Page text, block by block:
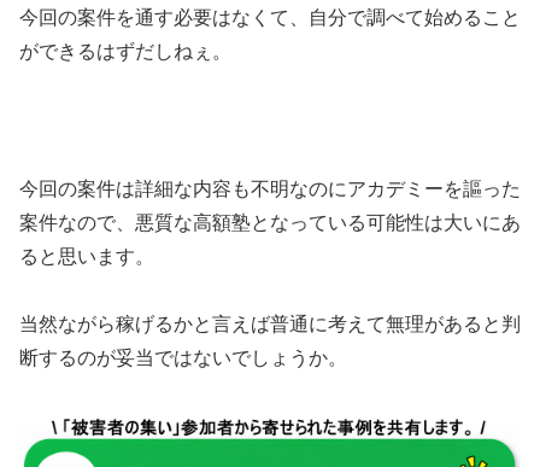
今回の案件を通す必要はなくて、自分で調べて始めること
ができるはずだしねぇ。
今回の案件は詳細な内容も不明なのにアカデミーを謳った
案件なので、悪質な高額塾となっている可能性は大いにあ
ると思います。
当然ながら稼げるかと言えば普通に考えて無理があると判
断するのが妥当ではないでしょうか。